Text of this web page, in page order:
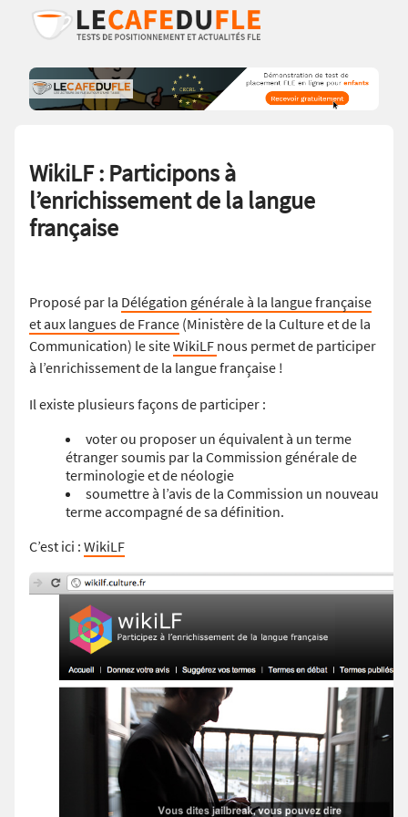
WikiLF : Participons à
l’enrichissement de la langue
française
Proposé par la Délégation générale à la langue française
et aux langues de France (Ministère de la Culture et de la
Communication) le siteWikiLF nous permet de participer
à l’enrichissement de la langue française !
Il existe plusieurs façons de participer :
voter ou proposer un équivalent à un terme
étranger soumis par la Commission générale de
terminologie et de néologie
soumettre à l’avis de la Commission un nouveau
terme accompagné de sa définition.
C’est ici : WikiLF